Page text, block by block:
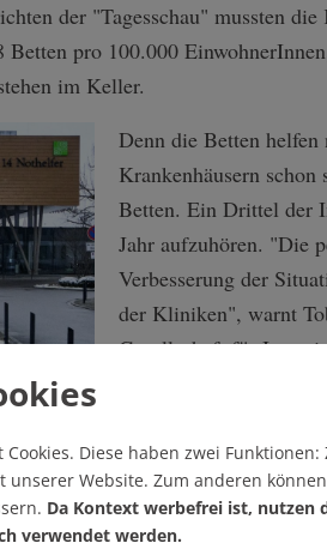
der "Tagesschau" mussten
pro 100.000
im Keller.
Denn die Betten
Krankenhäusern
Betten. Ein Drittel der
Jahr aufzuhören. "Die
Verbesserung der
der Kliniken", warnt
Gesellschaft für
(DGIIN) "wird
mancherorts bereits
hat."
Das war auch schon
Politik gegen den
Diese haben zwei
Website. Zum anderen
Da Kontext werbefrei ist, nutzen
verwendet werden.